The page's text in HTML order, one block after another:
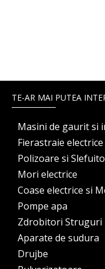
TE-AR MAI PUTEA
Masini de gaurit si
Fierastraie electrice
Polizoare si
Mori electrice
Coase electrice si
Pompe apa
Zdrobitori Struguri
Aparate de sudura
Drujbe